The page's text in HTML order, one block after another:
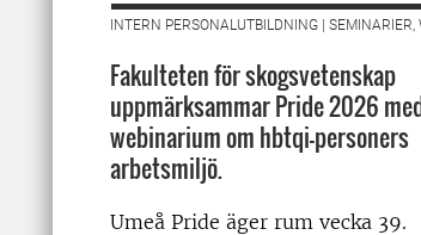
INTERN PERSONALUTBILDNING | SEMINARIER,
Fakulteten för skogsvetenskap
uppmärksammar Pride 2026
webinarium om hbtqi-personers
arbetsmiljö.
Umeå Pride äger rum vecka 39.